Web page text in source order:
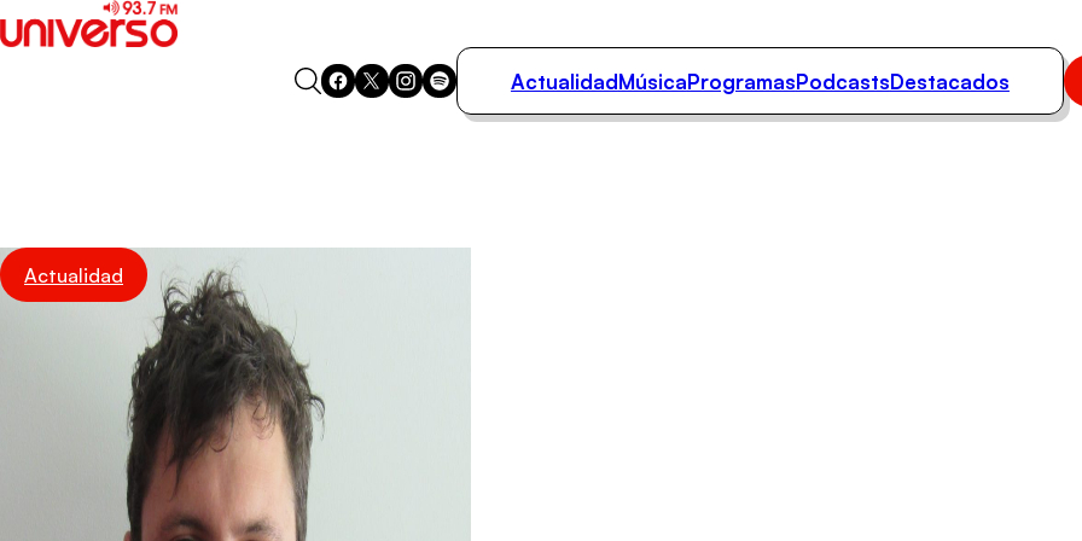
Podcasts
ActualidadMúsicaProgramasPodcastsDestacados
Actualidad